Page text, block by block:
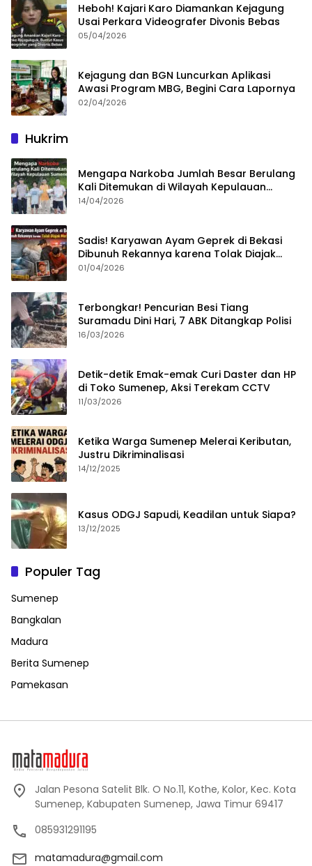
Heboh! Kajari Karo Diamankan Kejagung
Usai Perkara Videografer Divonis Bebas
05/04/2026
Kejagung dan BGN Luncurkan Aplikasi
Awasi Program MBG, Begini Cara Lapornya
02/04/2026
Hukrim
Mengapa Narkoba Jumlah Besar Berulang
Kali Ditemukan di Wilayah Kepulauan
Sumenep?
14/04/2026
Sadis! Karyawan Ayam Geprek di Bekasi
Dibunuh Rekannya karena Tolak Diajak
Merampok Majikan
01/04/2026
Terbongkar! Pencurian Besi Tiang
Suramadu Dini Hari, 7 ABK Ditangkap Polisi
16/03/2026
Detik-detik Emak-emak Curi Daster dan HP
di Toko Sumenep, Aksi Terekam CCTV
11/03/2026
Ketika Warga Sumenep Melerai Keributan,
Justru Dikriminalisasi
14/12/2025
Kasus ODGJ Sapudi, Keadilan untuk Siapa?
13/12/2025
Populer Tag
Sumenep
Bangkalan
Madura
Berita Sumenep
Pamekasan
Jalan Pesona Satelit Blk. O No.11, Kothe, Kolor, Kec. Kota
Sumenep, Kabupaten Sumenep, Jawa Timur 69417
085931291195
matamadura@gmail.com